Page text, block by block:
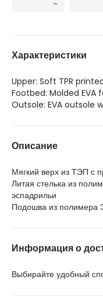
Характеристики
Upper: Soft TPR
Footbed: Molded
Outsole: EVA outsole
Описание
Мягкий верх из ТЭП с
Литая стелька из
эспадрильи
Подошва из полимера
Информация о
Выбирайте удобный